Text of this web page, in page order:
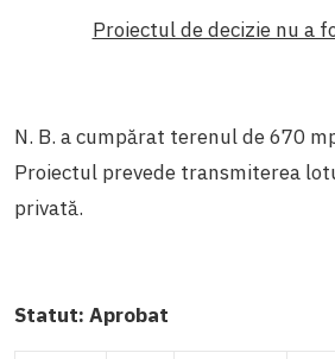
Proiectul de decizie nu a
N. B. a cumpărat terenul de 670
Proiectul prevede transmiterea
privată.
Statut: Aprobat